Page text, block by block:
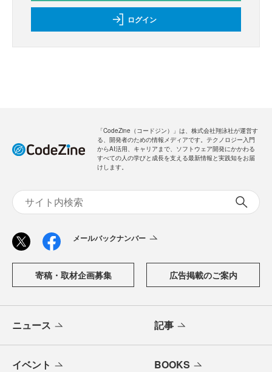
ログイン
「CodeZine（コードジン）」は、株式会社翔泳社が運営す
る、開発者のための情報メディアです。テクノロジー入門
からAI活用、キャリアまで、ソフトウェア開発にかかわる
すべての人の学びと成長を支える最新情報と実践知をお届
けします。
メールバックナンバー
寄稿・取材企画募集 広告掲載のご案内
ニュース 記事
イベント BOOKS